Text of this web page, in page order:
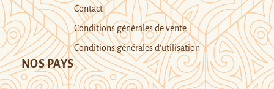
Contact
Conditions générales de vente
Conditions générales d’utilisation
NOS PAYS